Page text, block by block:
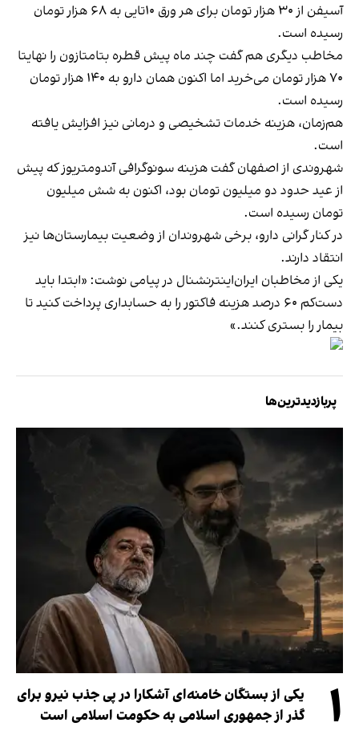
آسیفن از ۳۰ هزار تومان برای هر ورق ۱۰تایی به ۶۸ هزار تومان
رسیده است.
مخاطب دیگری هم گفت چند ماه پیش قطره بتامتازون را نهایتا
۷۰ هزار تومان می‌خرید اما اکنون همان دارو به ۱۴۰ هزار تومان
رسیده است.
هم‌زمان، هزینه خدمات تشخیصی و درمانی نیز افزایش یافته
است.
شهروندی از اصفهان گفت هزینه سونوگرافی آندومتریوز که پیش
از عید حدود دو میلیون تومان بود، اکنون به شش میلیون
تومان رسیده است.
در کنار گرانی دارو، برخی شهروندان از وضعیت بیمارستان‌ها نیز
انتقاد دارند.
یکی از مخاطبان ایران‌اینترنشنال در پیامی نوشت: «ابتدا باید
دست‌کم ۶۰ درصد هزینه فاکتور را به حسابداری پرداخت کنید تا
بیمار را بستری کنند.»
پربازدیدترین‌ها
۱
یکی از بستگان خامنه‌ای آشکارا در پی جذب نیرو برای
گذر از جمهوری اسلامی به حکومت اسلامی است